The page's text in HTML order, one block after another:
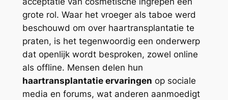
grote rol. Waar het vroeger als taboe werd
beschouwd om over haartransplantatie te
praten, is het tegenwoordig een onderwerp
dat openlijk wordt besproken, zowel online
als offline. Mensen delen hun
haartransplantatie ervaringen op sociale
media en forums, wat anderen aanmoedigt